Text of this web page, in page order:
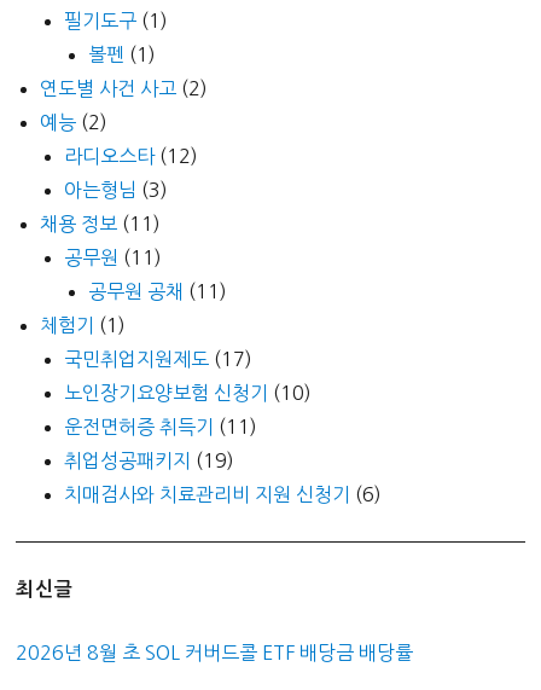
필기도구 (1)
볼펜 (1)
연도별 사건 사고 (2)
예능 (2)
라디오스타(12)
아는형님 (3)
채용 정보 (11)
공무원 (11)
공무원 공채 (11)
체험기
(1)
국민취업지원제도 (17)
노인장기요양보험 신청기
(10)
운전면허증 취득기
(11)
취업성공패키지
(19)
치매검사와 치료관리비 지원 신청기
(6)
최신글
2026년 8월 초 SOL 커버드콜 ETF 배당금 배당률